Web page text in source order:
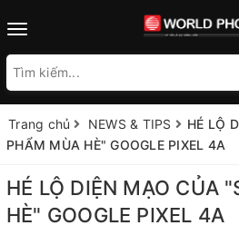
Toggle
Trang chủ NEWS & TIPS
HÉ LỘ
PHẨM MÙA HÈ" GOOGLE PIXEL 4A
HÉ LỘ DIỆN MẠO CỦA
HÈ" GOOGLE PIXEL 4A